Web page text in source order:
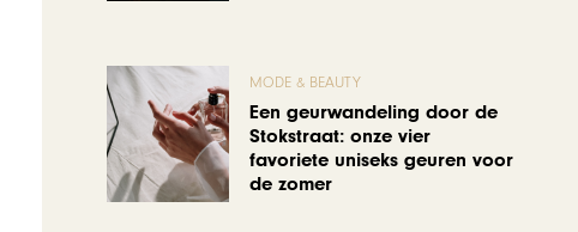
MODE & BEAUTY
Een geurwandeling door de
Stokstraat: onze vier
favoriete uniseks geuren voor
de zomer